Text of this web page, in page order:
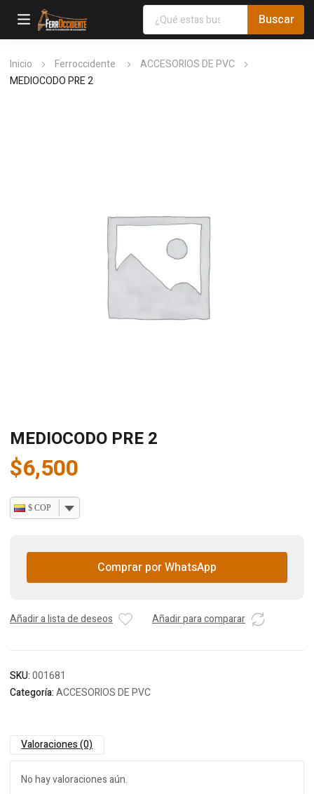
Inicio Ferroccidente
ACCESORIOS DE PVC
MEDIOCODO PRE 2
MEDIOCODO PRE 2
$6,500
$ COP
Comprar por WhatsApp
Añadir a lista de deseos Añadir para comparar
SKU:001681
Categoría:ACCESORIOS DE PVC
Valoraciones (0)
No hay valoraciones aún.